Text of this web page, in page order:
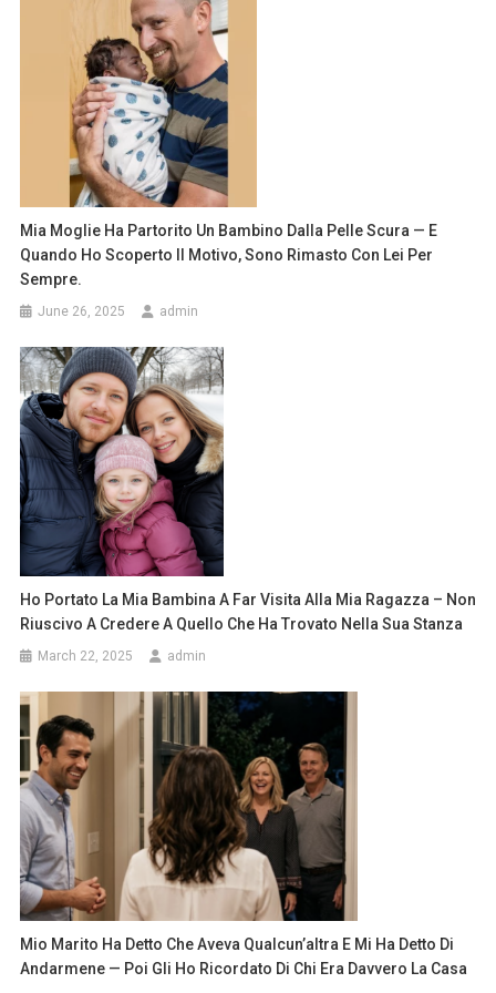
Mia Moglie Ha Partorito Un Bambino Dalla Pelle Scura — E
Quando Ho Scoperto Il Motivo, Sono Rimasto Con Lei Per
Sempre.
June 26, 2025 admin
Ho Portato La Mia Bambina A Far Visita Alla Mia Ragazza – Non
Riuscivo A Credere A Quello Che Ha Trovato Nella Sua Stanza
March 22, 2025 admin
Mio Marito Ha Detto Che Aveva Qualcun’altra E Mi Ha Detto Di
Andarmene — Poi Gli Ho Ricordato Di Chi Era Davvero La Casa